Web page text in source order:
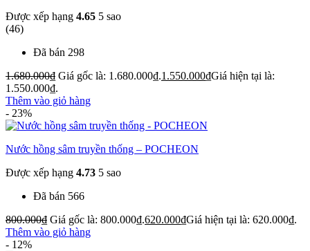
Được xếp hạng 4.65 5 sao
(46)
Đã bán 298
1.680.000₫ Giá gốc là: 1.680.000₫.1.550.000₫Giá hiện tại là:
1.550.000₫.
Thêm vào giỏ hàng
- 23%
Nước hồng sâm truyền thống – POCHEON
Được xếp hạng 4.73 5 sao
Đã bán 566
800.000₫ Giá gốc là: 800.000₫.620.000₫Giá hiện tại là: 620.000₫.
Thêm vào giỏ hàng
- 12%